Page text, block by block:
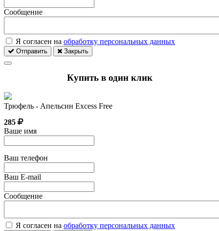
Сообщение
Я согласен на обработку персональных данных
Отправить Закрыть
Купить в один клик
Трюфель - Апельсин Excess Free
285
Ваше имя
Ваш телефон
Ваш E-mail
Сообщение
Я согласен на обработку персональных данных